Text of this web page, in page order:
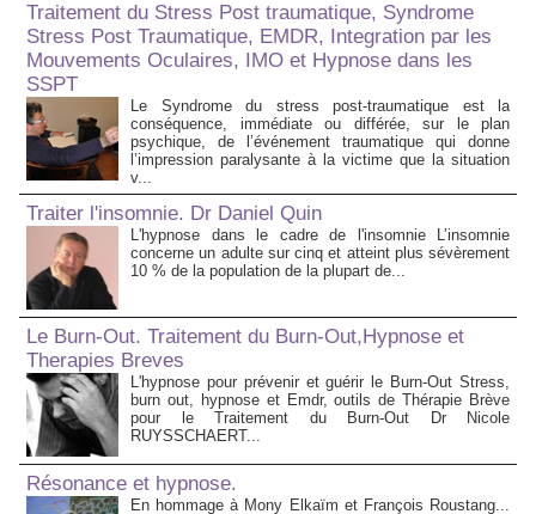
Traitement du Stress Post traumatique, Syndrome
Stress Post Traumatique, EMDR, Integration par les
Mouvements Oculaires, IMO et Hypnose dans les
SSPT
Le Syndrome du stress post-traumatique est la
conséquence, immédiate ou différée, sur le plan
psychique, de l’événement traumatique qui donne
l’impression paralysante à la victime que la situation
v...
Traiter l'insomnie. Dr Daniel Quin
L'hypnose dans le cadre de l'insomnie L’insomnie
concerne un adulte sur cinq et atteint plus sévèrement
10 % de la population de la plupart de...
Le Burn-Out. Traitement du Burn-Out,Hypnose et
Therapies Breves
L'hypnose pour prévenir et guérir le Burn-Out Stress,
burn out, hypnose et Emdr, outils de Thérapie Brève
pour le Traitement du Burn-Out Dr Nicole
RUYSSCHAERT...
Résonance et hypnose.
En hommage à Mony Elkaïm et François Roustang...